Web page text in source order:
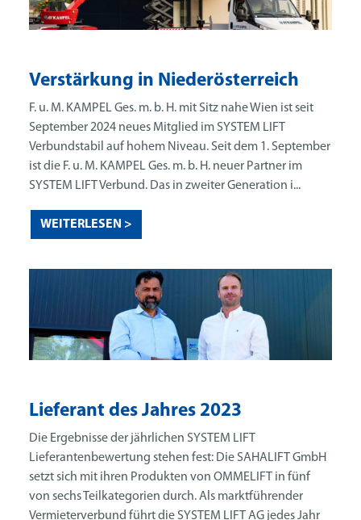
Lieferant des Jahres 2023
Die Ergebnisse der jährlichen SYSTEM LIFT
Lieferantenbewertung stehen fest: Die SAHALIFT GmbH
setzt sich mit ihren Produkten von OMMELIFT in fünf
von sechs Teilkategorien durch. Als marktführender
Vermieterverbund führt die SYSTEM LIFT AG jedes Jahr
Verstärkung in Niederösterreich
F. u. M. KAMPEL Ges. m. b. H. mit Sitz nahe Wien ist seit
September 2024 neues Mitglied im SYSTEM LIFT
Verbundstabil auf hohem Niveau. Seit dem 1. September
ist die F. u. M. KAMPEL Ges. m. b. H. neuer Partner im
SYSTEM LIFT Verbund. Das in zweiter Generation i...
WEITERLESEN >